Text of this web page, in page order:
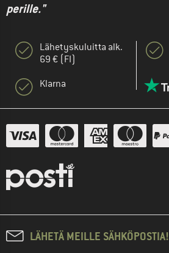
perille."
Lähetyskuluitta alk.
69 € (FI)
Klarna
LÄHETÄ MEILLE SÄHKÖPOSTIA!